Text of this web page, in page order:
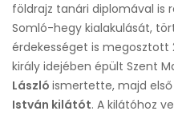
földrajz tanári diplomával is
Somló-hegy kialakulását,
érdekességet is megosztott
király idejében épült Szent
László ismertette, majd
István kilátót. A kilátóhoz